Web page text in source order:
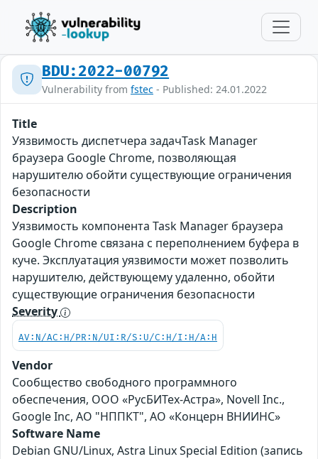
BDU:2022-00792
Vulnerability from fstec - Published: 24.01.2022
Title
Уязвимость диспетчера задачTask Manager
браузера Google Chrome, позволяющая
нарушителю обойти существующие ограничения
безопасности
Description
Уязвимость компонента Task Manager браузера
Google Chrome связана с переполнением буфера в
куче. Эксплуатация уязвимости может позволить
нарушителю, действующему удаленно, обойти
существующие ограничения безопасности
Severity
AV:N/AC:H/PR:N/UI:R/S:U/C:H/I:H/A:H
Vendor
Сообщество свободного программного
обеспечения, ООО «РусБИТех-Астра», Novell Inc.,
Google Inc, АО "НППКТ", АО «Концерн ВНИИНС»
Software Name
Debian GNU/Linux, Astra Linux Special Edition (запись